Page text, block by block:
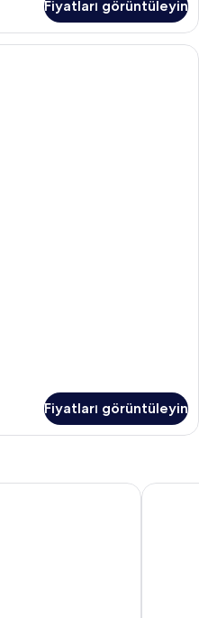
Fiyatları görüntüleyin
Fiyatları görüntüleyin
The